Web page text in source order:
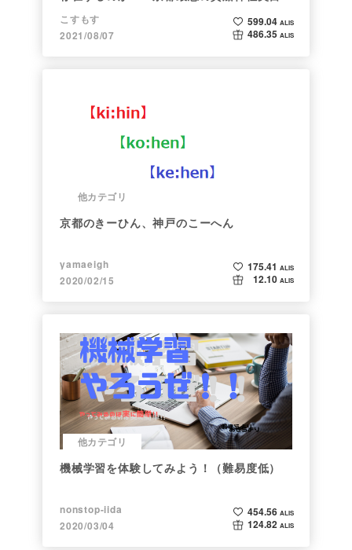
調べた
こすもす
2021/08/07
599.04 ALIS
486.35 ALIS
他カテゴリ
京都のきーひん、神戸のこーへん
yamaeigh
2020/02/15
175.41 ALIS
12.10 ALIS
他カテゴリ
機械学習を体験してみよう！（難易度低）
nonstop-iida
2020/03/04
454.56 ALIS
124.82 ALIS